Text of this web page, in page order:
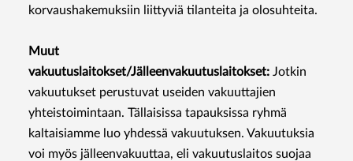
korvaushakemuksiin liittyviä tilanteita ja olosuhteita.
Muut
vakuutuslaitokset/Jälleenvakuutuslaitokset: Jotkin
vakuutukset perustuvat useiden vakuuttajien
yhteistoimintaan. Tällaisissa tapauksissa ryhmä
kaltaisiamme luo yhdessä vakuutuksen. Vakuutuksia
voi myös jälleenvakuuttaa, eli vakuutuslaitos suojaa